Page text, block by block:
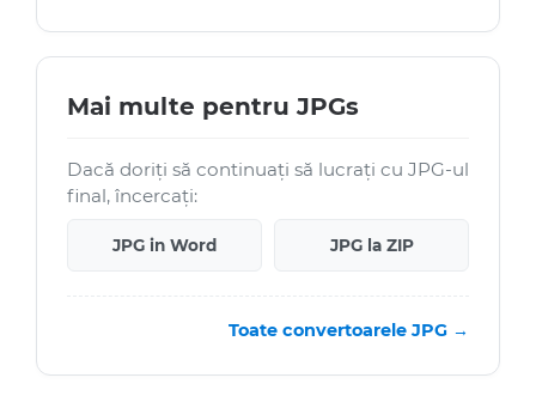
Mai multe pentru JPGs
Dacă doriți să continuați să lucrați cu JPG-ul
final, încercați:
JPG in Word JPG la ZIP
Toate convertoarele JPG →